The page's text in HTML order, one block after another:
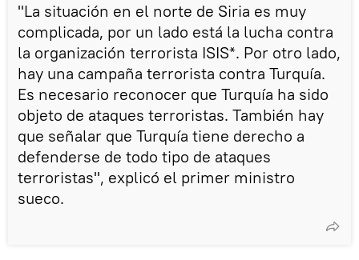
"La situación en el norte de Siria es muy
complicada, por un lado está la lucha contra
la organización terrorista ISIS*. Por otro lado,
hay una campaña terrorista contra Turquía.
Es necesario reconocer que Turquía ha sido
objeto de ataques terroristas. También hay
que señalar que Turquía tiene derecho a
defenderse de todo tipo de ataques
terroristas", explicó el primer ministro
sueco.